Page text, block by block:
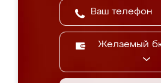
Желаемый